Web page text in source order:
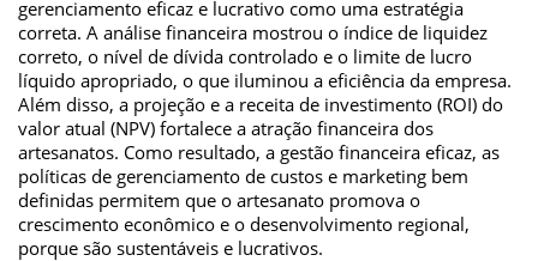
gerenciamento eficaz e lucrativo como uma estratégia
correta. A análise financeira mostrou o índice de liquidez
correto, o nível de dívida controlado e o limite de lucro
líquido apropriado, o que iluminou a eficiência da empresa.
Além disso, a projeção e a receita de investimento (ROI) do
valor atual (NPV) fortalece a atração financeira dos
artesanatos. Como resultado, a gestão financeira eficaz, as
políticas de gerenciamento de custos e marketing bem
definidas permitem que o artesanato promova o
crescimento econômico e o desenvolvimento regional,
porque são sustentáveis e lucrativos.